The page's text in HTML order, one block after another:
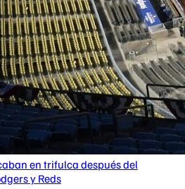
en trifulca después del
y Reds